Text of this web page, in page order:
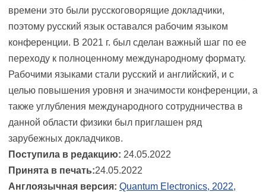
времени это были русскоговорящие докладчики,
поэтому русский язык оставался рабочим языком
конференции. В 2021 г. был сделан важный шаг по ее
переходу к полноценному международному формату.
Рабочими языками стали русский и английский, и с
целью повышения уровня и значимости конференции, а
также углубления международного сотрудничества в
данной области физики был приглашен ряд
зарубежных докладчиков.
Поступила в редакцию: 24.05.2022
Принята в печать:24.05.2022
Англоязычная версия: Quantum Electronics, 2022,